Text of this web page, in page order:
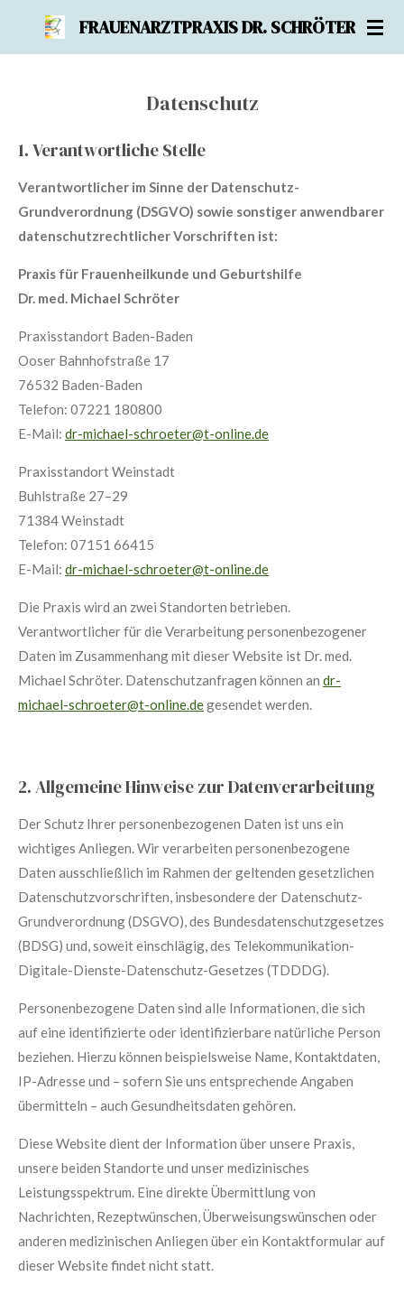
FRAUENARZTPRAXIS DR. SCHRÖTER
Datenschutz
1. Verantwortliche Stelle
Verantwortlicher im Sinne der Datenschutz-
Grundverordnung (DSGVO) sowie sonstiger anwendbarer
datenschutzrechtlicher Vorschriften ist:
Praxis für Frauenheilkunde und Geburtshilfe
Dr. med. Michael Schröter
Praxisstandort Baden-Baden
Ooser Bahnhofstraße 17
76532 Baden-Baden
Telefon: 07221 180800
E-Mail: dr-michael-schroeter@t-online.de
Praxisstandort Weinstadt
Buhlstraße 27–29
71384 Weinstadt
Telefon: 07151 66415
E-Mail: dr-michael-schroeter@t-online.de
Die Praxis wird an zwei Standorten betrieben.
Verantwortlicher für die Verarbeitung personenbezogener
Daten im Zusammenhang mit dieser Website ist Dr. med.
Michael Schröter. Datenschutzanfragen können an dr-
michael-schroeter@t-online.degesendet werden.
2. Allgemeine Hinweise zur Datenverarbeitung
Der Schutz Ihrer personenbezogenen Daten ist uns ein
wichtiges Anliegen. Wir verarbeiten personenbezogene
Daten ausschließlich im Rahmen der geltenden gesetzlichen
Datenschutzvorschriften, insbesondere der Datenschutz-
Grundverordnung (DSGVO), des Bundesdatenschutzgesetzes
(BDSG) und, soweit einschlägig, des Telekommunikation-
Digitale-Dienste-Datenschutz-Gesetzes (TDDDG).
Personenbezogene Daten sind alle Informationen, die sich
auf eine identifizierte oder identifizierbare natürliche Person
beziehen. Hierzu können beispielsweise Name, Kontaktdaten,
IP-Adresse und – sofern Sie uns entsprechende Angaben
übermitteln – auch Gesundheitsdaten gehören.
Diese Website dient der Information über unsere Praxis,
unsere beiden Standorte und unser medizinisches
Leistungsspektrum. Eine direkte Übermittlung von
Nachrichten, Rezeptwünschen, Überweisungswünschen oder
anderen medizinischen Anliegen über ein Kontaktformular auf
dieser Website findet nicht statt.